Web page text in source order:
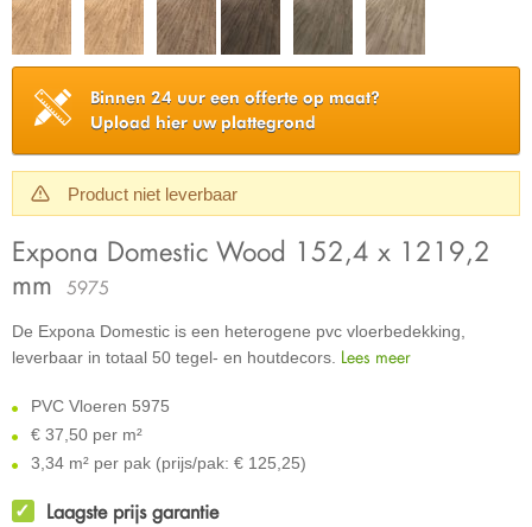
Binnen 24 uur een offerte op maat?
Upload hier uw plattegrond
Product niet leverbaar
Expona Domestic Wood 152,4 x 1219,2
mm
5975
De Expona Domestic is een heterogene pvc vloerbedekking,
leverbaar in totaal 50 tegel- en houtdecors. Lees meer
PVC Vloeren 5975
€ 37,50 per m²
3,34 m² per pak (prijs/pak: € 125,25)
Laagste prijs garantie